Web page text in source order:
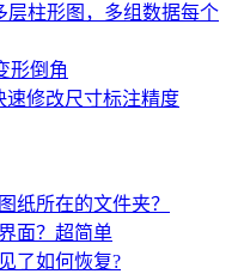
层柱形图，多组数据每个
形倒角
速修改尺寸标注精度
纸所在的文件夹？
面？超简单
了如何恢复?